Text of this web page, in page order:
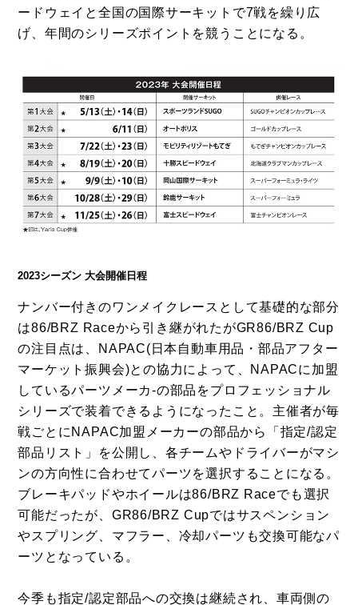
ードウェイと全国の国際サーキットで7戦を繰り広
げ、年間のシリーズポイントを競うことになる。
2023シーズン 大会開催日程
ナンバー付きのワンメイクレースとして基礎的な部分
は86/BRZ Raceから引き継がれたがGR86/BRZ Cup
の注目点は、NAPAC(日本自動車用品・部品アフター
マーケット振興会)との協力によって、NAPACに加盟
しているパーツメーカ-の部品をプロフェッショナル
シリーズで装着できるようになったこと。主催者が毎
戦ごとにNAPAC加盟メーカーの部品から「指定/認定
部品リスト」を公開し、各チームやドライバーがマシ
ンの方向性に合わせてパーツを選択することになる。
ブレーキパッドやホイールは86/BRZ Raceでも選択
可能だったが、GR86/BRZ Cupではサスペンション
やスプリング、マフラー、冷却パーツも交換可能なパ
ーツとなっている。
今季も指定/認定部品への交換は継続され、車両側の